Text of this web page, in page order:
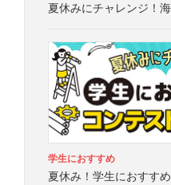
夏休みにチャレンジ！
学生におすすめ
夏休み！学生におすす